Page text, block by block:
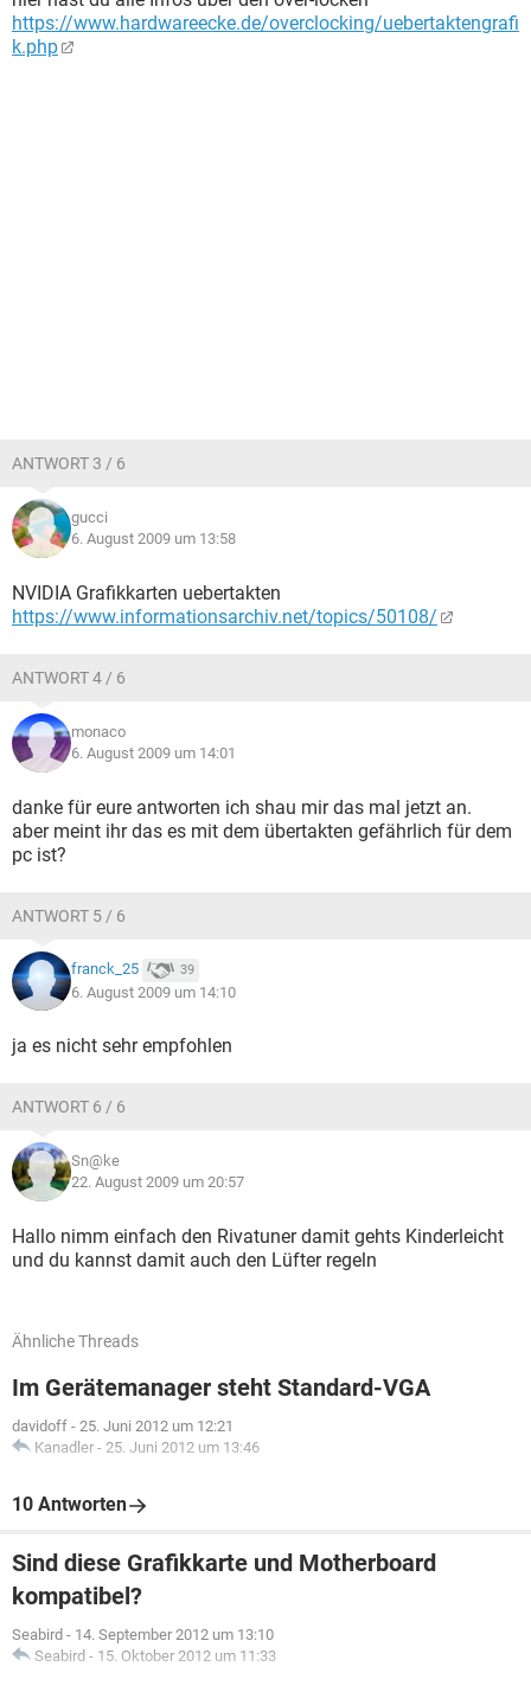
https://www.hardwareecke.de/overclocking/uebertaktengrafi
k.php
ANTWORT 3 / 6
gucci
6. August 2009 um 13:58
NVIDIA Grafikkarten uebertakten
https://www.informationsarchiv.net/topics/50108/
ANTWORT 4 / 6
monaco
6. August 2009 um 14:01
danke für eure antworten ich shau mir das mal jetzt an.
aber meint ihr das es mit dem übertakten gefährlich für dem
pc ist?
ANTWORT 5 / 6
franck_25 39
6. August 2009 um 14:10
ja es nicht sehr empfohlen
ANTWORT 6 / 6
Sn@ke
22. August 2009 um 20:57
Hallo nimm einfach den Rivatuner damit gehts Kinderleicht
und du kannst damit auch den Lüfter regeln
Ähnliche Threads
Im Gerätemanager steht Standard-VGA
davidoff - 25. Juni 2012 um 12:21
Kanadler - 25. Juni 2012 um 13:46
10 Antworten
Sind diese Grafikkarte und Motherboard
kompatibel?
Seabird - 14. September 2012 um 13:10
Seabird - 15. Oktober 2012 um 11:33